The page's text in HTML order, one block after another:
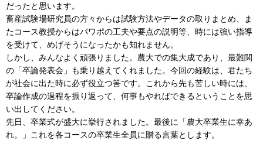
だったと思います。
畜産試験場研究員の方々からは試験方法やデータの取りまとめ、ま
たコース教授からはパワポの工夫や要点の説明等、時には強い指導
を受けて、めげそうになったかも知れません。
しかし、みんなよく頑張りました。農大での集大成であり、最難関
の「卒論発表会」も乗り越えてくれました。今回の経験は、君たち
が社会に出た時に必ず役立つ筈です。これから先も苦しい時には、
卒論作成の過程を振り返って、何事もやればできるということを思
い出してください。
先日、卒業式が盛大に挙行されました。最後に「農大卒業生に幸あ
れ。」これを各コースの卒業生全員に贈る言葉とします。